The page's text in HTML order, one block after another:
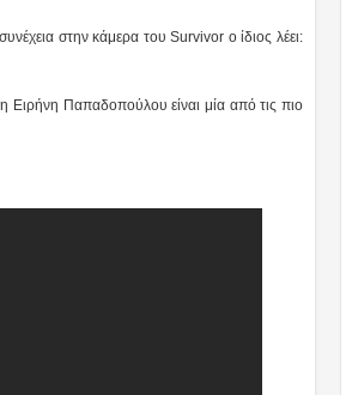
στην κάμερα του Survivor ο ίδιος λέει:
Ειρήνη Παπαδοπούλου είναι μία από τις πιο